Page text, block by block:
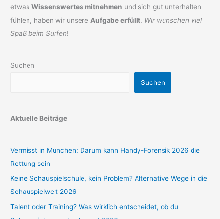
etwasWissenswertes mitnehmen und sich gut unterhalten
fühlen, haben wir unsere Aufgabe erfüllt. Wir wünschen viel
Spaß beim Surfen!
Suchen
Suchen
Aktuelle Beiträge
Vermisst in München: Darum kann Handy-Forensik 2026 die
Rettung sein
Keine Schauspielschule, kein Problem? Alternative Wege in die
Schauspielwelt 2026
Talent oder Training? Was wirklich entscheidet, ob du